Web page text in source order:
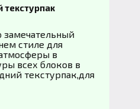
текстурпак
замечательный
стиле для
в
всех блоков в
текстурпак,для